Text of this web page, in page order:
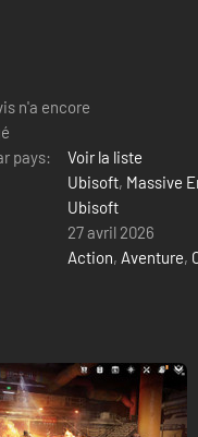
n'a encore
pays:
Voir la liste
Ubisoft, Massive
Ubisoft
27 avril 2026
Action, Aventure,